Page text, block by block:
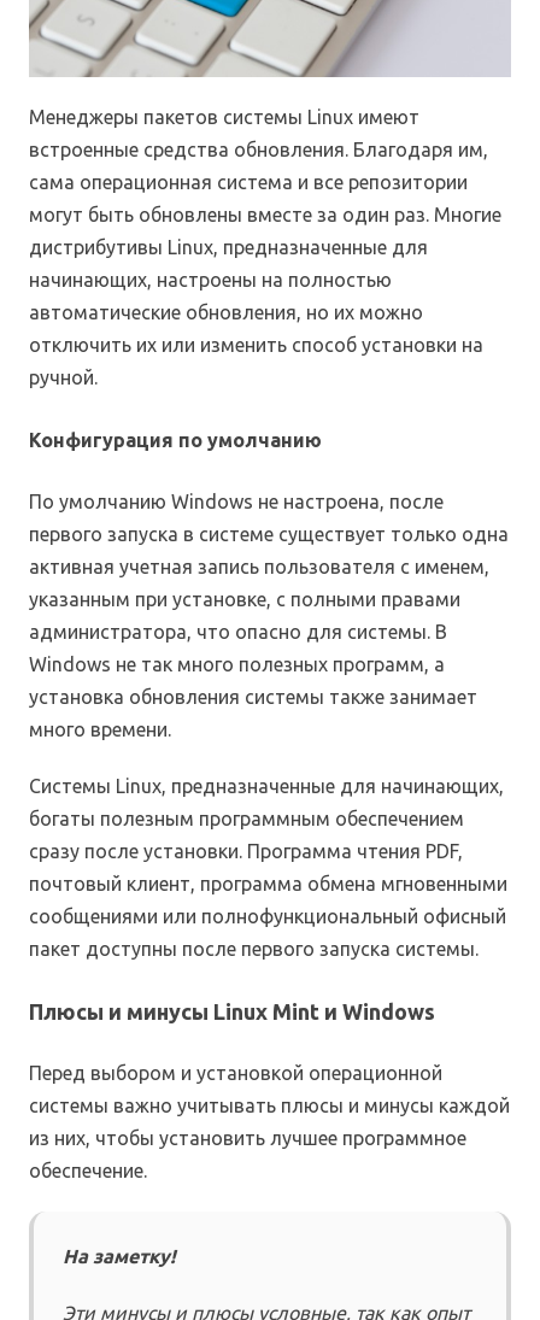
Менеджеры пакетов системы Linux имеют
встроенные средства обновления. Благодаря им,
сама операционная система и все репозитории
могут быть обновлены вместе за один раз. Многие
дистрибутивы Linux, предназначенные для
начинающих, настроены на полностью
автоматические обновления, но их можно
отключить их или изменить способ установки на
ручной.
Конфигурация по умолчанию
По умолчанию Windows не настроена, после
первого запуска в системе существует только одна
активная учетная запись пользователя с именем,
указанным при установке, с полными правами
администратора, что опасно для системы. В
Windows не так много полезных программ, а
установка обновления системы также занимает
много времени.
Системы Linux, предназначенные для начинающих,
богаты полезным программным обеспечением
сразу после установки. Программа чтения PDF,
почтовый клиент, программа обмена мгновенными
сообщениями или полнофункциональный офисный
пакет доступны после первого запуска системы.
Плюсы и минусы Linux Mint и Windows
Перед выбором и установкой операционной
системы важно учитывать плюсы и минусы каждой
из них, чтобы установить лучшее программное
обеспечение.
На заметку!
Эти минусы и плюсы условные, так как опыт